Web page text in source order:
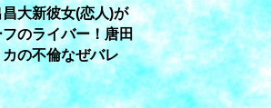
大新彼女(恋人)が
のライバー！唐田
の不倫なぜバレ